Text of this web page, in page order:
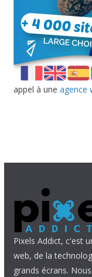
appel à une agence
Pixels Addict, c'est
web, de la
grands écrans.